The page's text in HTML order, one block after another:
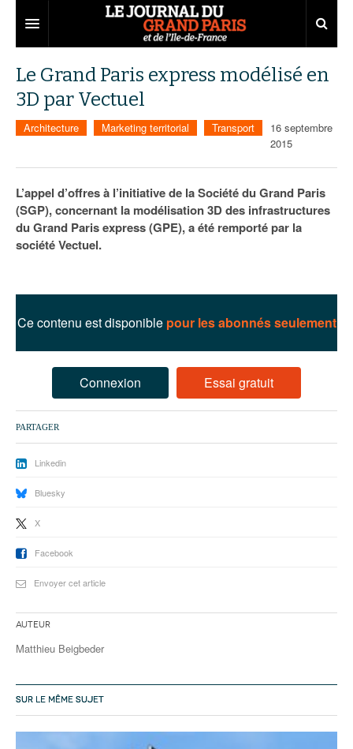
Territoires
Aménagement
Institutions
Services urbains
Entreprises
Emploi
Attractivité
Marchés publics
75
77
92
93
Carnet
Nominations
Les Assises du Grand Paris
Lire les résumés
Le Grand Paris express modélisé en
3D par Vectuel
Architecture Marketing territorial Transport
16 septembre
2015
L’appel d’offres à l’initiative de la Société du Grand Paris
(SGP), concernant la modélisation 3D des infrastructures
du Grand Paris express (GPE), a été remporté par la
société Vectuel.
Ce contenu est disponible pour les abonnés seulement
Connexion Essai gratuit
PARTAGER
Linkedin
Bluesky
X
Facebook
Envoyer cet article
Auteur
Matthieu Beigbeder
SUR LE MÊME SUJET